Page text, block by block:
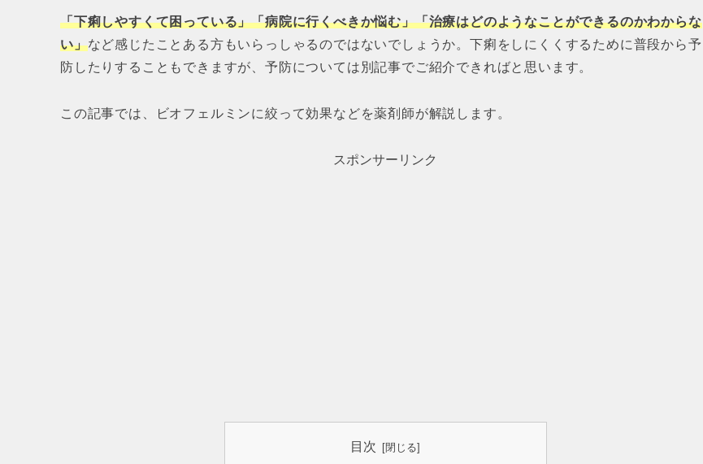
「下痢しやすくて困っている」「病院に行くべきか悩む」「治療はどのようなことができるのかわからな
い」など感じたことある方もいらっしゃるのではないでしょうか。下痢をしにくくするために普段から予
防したりすることもできますが、予防については別記事でご紹介できればと思います。
この記事では、ビオフェルミンに絞って効果などを薬剤師が解説します。
スポンサーリンク
目次